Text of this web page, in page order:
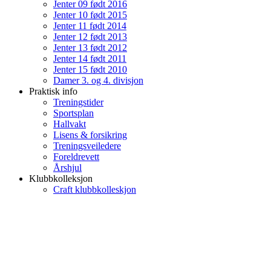
Jenter 09 født 2016
Jenter 10 født 2015
Jenter 11 født 2014
Jenter 12 født 2013
Jenter 13 født 2012
Jenter 14 født 2011
Jenter 15 født 2010
Damer 3. og 4. divisjon
Praktisk info
Treningstider
Sportsplan
Hallvakt
Lisens & forsikring
Treningsveiledere
Foreldrevett
Årshjul
Klubbkolleksjon
Craft klubbkolleskjon